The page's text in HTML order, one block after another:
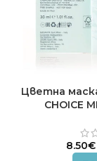
Цветна
CHOICE
8.50€